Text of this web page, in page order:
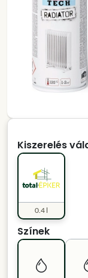
Kiszerelés
0.4 l
Színek